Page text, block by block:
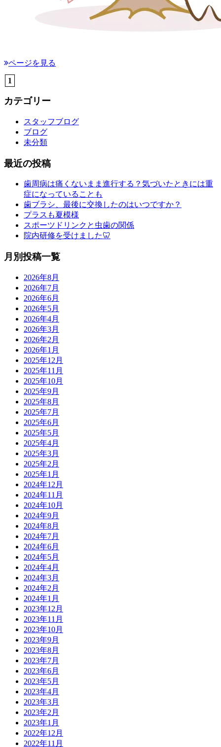
ページを見る
1
カテゴリー
スタッフブログ
ブログ
未分類
最近の投稿
歯周病は痛くないまま進行する？気づいたときには重
症になっていることも
歯ブラシ、最後に交換したのはいつですか？
プラスも夏模様
スポーツドリンクと虫歯の関係
院内研修を受けました🦷
月別投稿一覧
2026年8月
2026年7月
2026年6月
2026年5月
2026年4月
2026年3月
2026年2月
2026年1月
2025年12月
2025年11月
2025年10月
2025年9月
2025年8月
2025年7月
2025年6月
2025年5月
2025年4月
2025年3月
2025年2月
2025年1月
2024年12月
2024年11月
2024年10月
2024年9月
2024年8月
2024年7月
2024年6月
2024年5月
2024年4月
2024年3月
2024年2月
2024年1月
2023年12月
2023年11月
2023年10月
2023年9月
2023年8月
2023年7月
2023年6月
2023年5月
2023年4月
2023年3月
2023年2月
2023年1月
2022年12月
2022年11月